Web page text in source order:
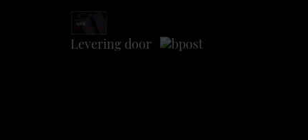
Levering door